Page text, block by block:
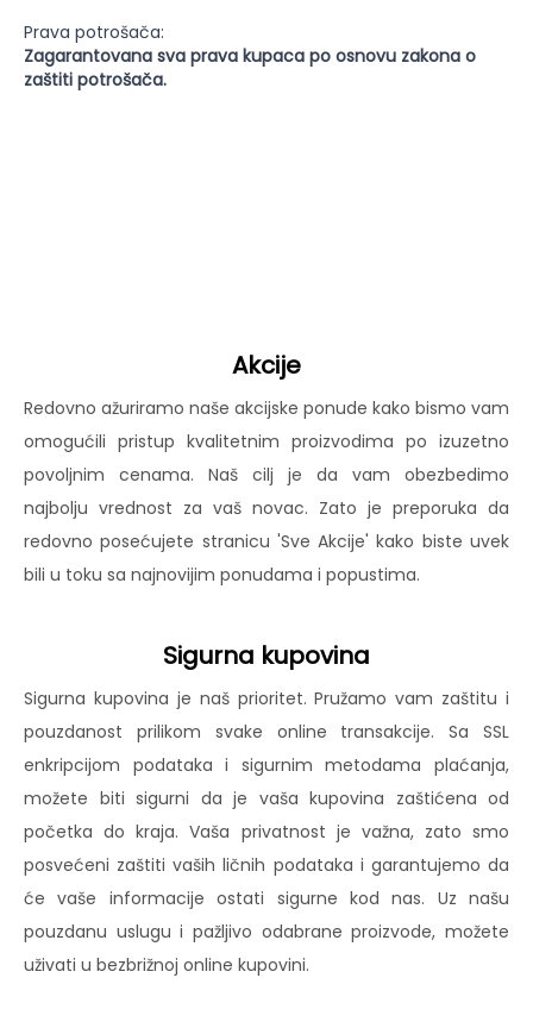
Prava potrošača:
Zagarantovana sva prava kupaca po osnovu zakona o
zaštiti potrošača.
Akcije
Redovno ažuriramo naše akcijske ponude kako bismo vam
omogućili pristup kvalitetnim proizvodima po izuzetno
povoljnim cenama. Naš cilj je da vam obezbedimo
najbolju vrednost za vaš novac. Zato je preporuka da
redovno posećujete stranicu 'Sve Akcije' kako biste uvek
bili u toku sa najnovijim ponudama i popustima.
Sigurna kupovina
Sigurna kupovina je naš prioritet. Pružamo vam zaštitu i
pouzdanost prilikom svake online transakcije. Sa SSL
enkripcijom podataka i sigurnim metodama plaćanja,
možete biti sigurni da je vaša kupovina zaštićena od
početka do kraja. Vaša privatnost je važna, zato smo
posvećeni zaštiti vaših ličnih podataka i garantujemo da
će vaše informacije ostati sigurne kod nas. Uz našu
pouzdanu uslugu i pažljivo odabrane proizvode, možete
uživati u bezbrižnoj online kupovini.